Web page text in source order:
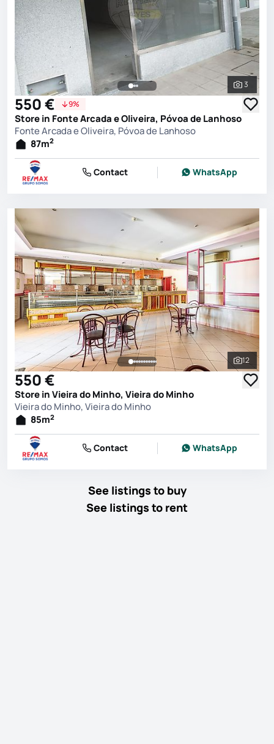
See all
3
550 € 9%
Store in Fonte Arcada e Oliveira, Póvoa de Lanhoso
Fonte Arcada e Oliveira, Póvoa de Lanhoso
87m2
Contact WhatsApp
See all
12
550 €
Store in Vieira do Minho, Vieira do Minho
Vieira do Minho, Vieira do Minho
85m2
Contact WhatsApp
See listings to buy
See listings to rent